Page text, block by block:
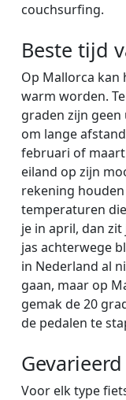
couchsurfing.
Beste tijd
Op Mallorca
warm worden.
graden zijn
om lange
februari of
eiland op zijn
rekening
temperaturen
je in april, dan
jas achterwege
in Nederland al
gaan, maar op
gemak de 20
de pedalen te
Voor elk type